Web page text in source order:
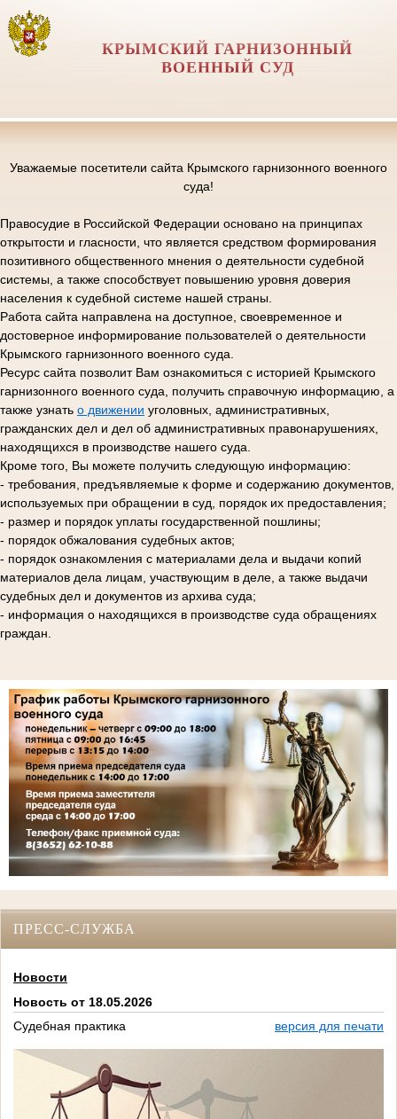
КРЫМСКИЙ ГАРНИЗОННЫЙ
ВОЕННЫЙ СУД
Уважаемые посетители сайта Крымского гарнизонного военного
суда!
Правосудие в Российской Федерации основано на принципах
открытости и гласности, что является средством формирования
позитивного общественного мнения о деятельности судебной
системы, а также способствует повышению уровня доверия
населения к судебной системе нашей страны.
Работа сайта направлена на доступное, своевременное и
достоверное информирование пользователей о деятельности
Крымского гарнизонного военного суда.
Ресурс сайта позволит Вам ознакомиться с историей Крымского
гарнизонного военного суда, получить справочную информацию, а
также узнать о движении уголовных, административных,
гражданских дел и дел об административных правонарушениях,
находящихся в производстве нашего суда.
Кроме того, Вы можете получить следующую информацию:
- требования, предъявляемые к форме и содержанию документов,
используемых при обращении в суд, порядок их предоставления;
- размер и порядок уплаты государственной пошлины;
- порядок обжалования судебных актов;
- порядок ознакомления с материалами дела и выдачи копий
материалов дела лицам, участвующим в деле, а также выдачи
судебных дел и документов из архива суда;
- информация о находящихся в производстве суда обращениях
граждан.
ПРЕСС-СЛУЖБА
Новости
Новость от 18.05.2026
Судебная практика
версия для печати